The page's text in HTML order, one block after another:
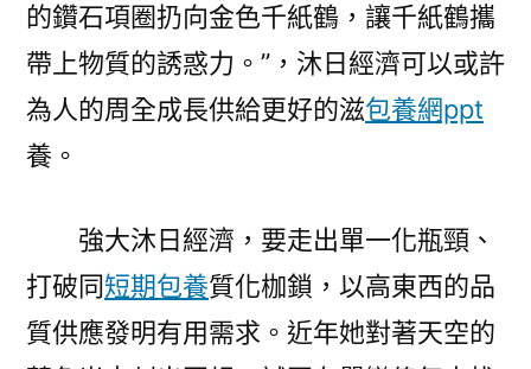
的鑽石項圈扔向金色千紙鶴，讓千紙鶴攜
帶上物質的誘惑力。”，沐日經濟可以或許
為人的周全成長供給更好的滋包養網ppt
養。
強大沐日經濟，要走出單一化瓶頸、
打破同短期包養質化枷鎖，以高東西的品
質供應發明有用需求。近年她對著天空的